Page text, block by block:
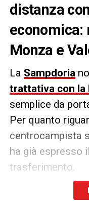
distanza
economica:
Monza e
La Sampdoria
trattativa con la
semplice da
Per quanto
centrocampista
ha già espresso
trasferimento.